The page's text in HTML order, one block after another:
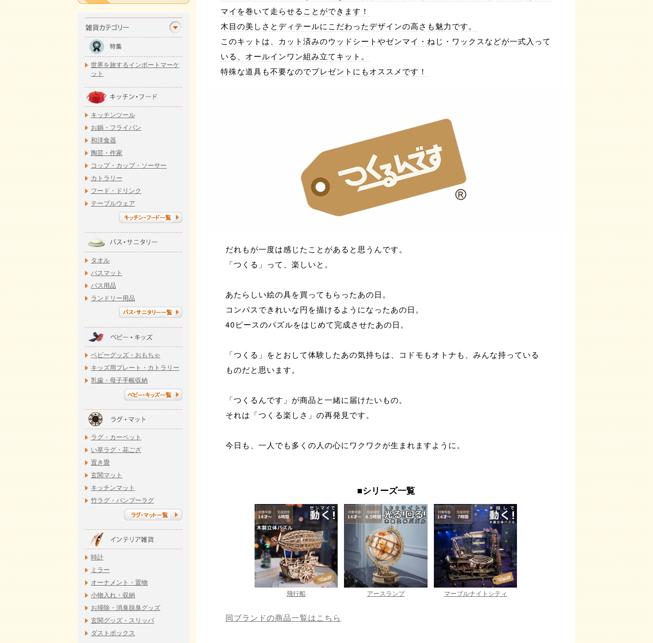
マイを巻いて走らせることができます！
木目の美しさとディテールにこだわったデザインの高さも魅力です。
このキットは、カット済みのウッドシートやゼンマイ・ねじ・ワックスなどが一式入って
いる、オールインワン組み立てキット。
特殊な道具も不要なのでプレゼントにもオススメです！
だれもが一度は感じたことがあると思うんです。
「つくる」って、楽しいと。
あたらしい絵の具を買ってもらったあの日。
コンパスできれいな円を描けるようになったあの日。
40ピースのパズルをはじめて完成させたあの日。
「つくる」をとおして体験したあの気持ちは、コドモもオトナも、みんな持っている
ものだと思います。
「つくるんです」が商品と一緒に届けたいもの。
それは「つくる楽しさ」の再発見です。
今日も、一人でも多くの人の心にワクワクが生まれますように。
■シリーズ一覧
飛行船 アースランプ マーブルナイトシティ
同ブランドの商品一覧はこちら
世界を旅するインポートマーケ
ット
キッチンツール
お鍋・フライパン
和洋食器
陶芸・作家
コップ・カップ・ソーサー
カトラリー
フード・ドリンク
テーブルウェア
タオル
バスマット
バス用品
ランドリー用品
ベビーグッズ・おもちゃ
キッズ用プレート・カトラリー
乳歯・母子手帳収納
ラグ・カーペット
い草ラグ・花ござ
置き畳
玄関マット
キッチンマット
竹ラグ・バンブーラグ
時計
ミラー
オーナメント・置物
小物入れ・収納
お掃除・消臭脱臭グッズ
玄関グッズ・スリッパ
ダストボックス